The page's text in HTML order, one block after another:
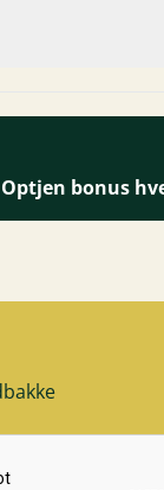
Optjen bonus